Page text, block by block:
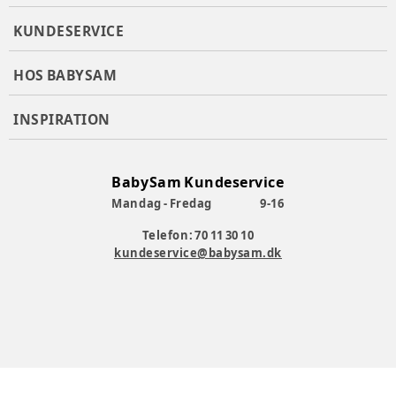
KUNDESERVICE
HOS BABYSAM
INSPIRATION
BabySam Kundeservice
Mandag - Fredag
9-16
Telefon: 70 11 30 10
kundeservice@babysam.dk